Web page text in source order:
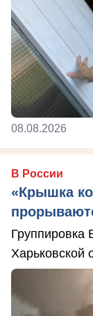
08.08.2026
В России
«Крышка
Группировка
Харьковской